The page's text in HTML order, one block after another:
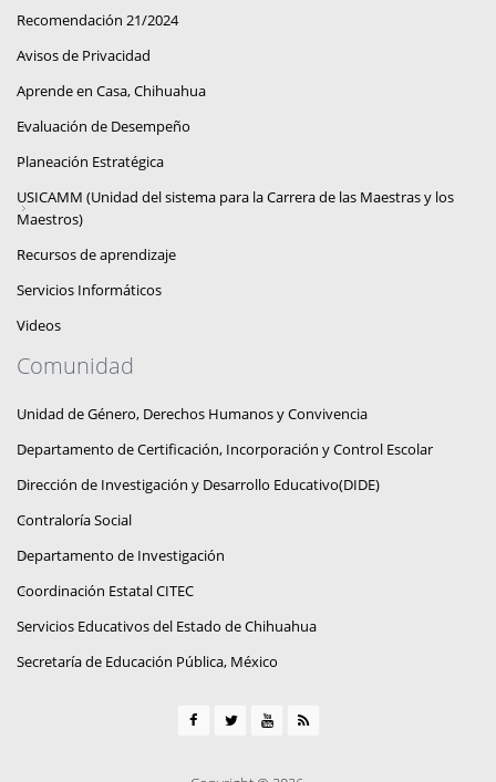
Recomendación 21/2024
Avisos de Privacidad
Aprende en Casa, Chihuahua
Evaluación de Desempeño
Planeación Estratégica
USICAMM (Unidad del sistema para la Carrera de las Maestras y los
Maestros)
Recursos de aprendizaje
Servicios Informáticos
Videos
Comunidad
Unidad de Género, Derechos Humanos y Convivencia
Departamento de Certificación, Incorporación y Control Escolar
Dirección de Investigación y Desarrollo Educativo(DIDE)
Contraloría Social
Departamento de Investigación
Coordinación Estatal CITEC
Servicios Educativos del Estado de Chihuahua
Secretaría de Educación Pública, México